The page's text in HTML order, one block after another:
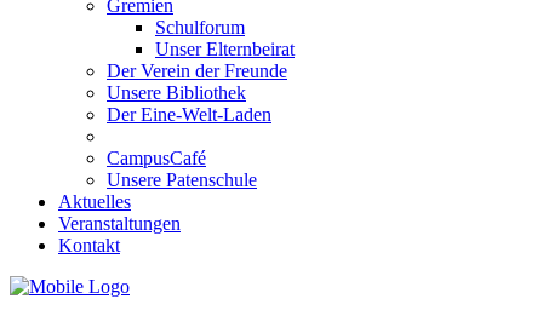
Gremien
Schulforum
Unser Elternbeirat
Der Verein der Freunde
Unsere Bibliothek
Der Eine-Welt-Laden
CampusCafé
Unsere Patenschule
Aktuelles
Veranstaltungen
Kontakt